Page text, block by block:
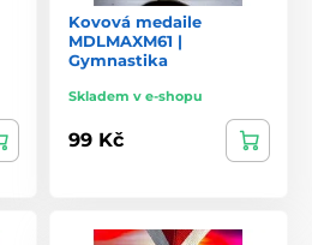
Kovová medaile
MDLMAXM61 |
Gymnastika
Skladem v e-shopu
99 Kč